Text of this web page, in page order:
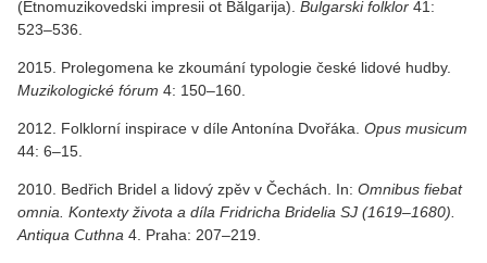
(Etnomuzikovedski impresii ot Bălgarija). Bulgarski folklor 41:
523–536.
2015. Prolegomena ke zkoumání typologie české lidové hudby.
Muzikologické fórum 4: 150–160.
2012. Folklorní inspirace v díle Antonína Dvořáka. Opus musicum
44: 6–15.
2010. Bedřich Bridel a lidový zpěv v Čechách. In: Omnibus fiebat
omnia. Kontexty života a díla Fridricha Bridelia SJ (1619–1680).
Antiqua Cuthna 4. Praha: 207–219.